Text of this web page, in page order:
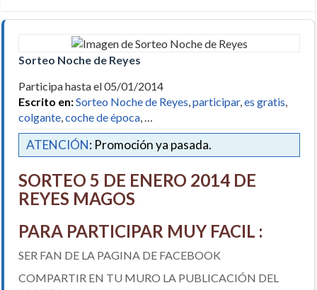
Sorteo Noche de Reyes
Participa hasta el 05/01/2014
Escrito en:Sorteo Noche de Reyes,participar,es gratis,
colgante,coche de época, …
ATENCIÓN: Promoción ya pasada.
SORTEO 5 DE ENERO 2014 DE
REYES MAGOS
PARA PARTICIPAR MUY FACIL :
SER FAN DE LA PAGINA DE FACEBOOK
COMPARTIR EN TU MURO LA PUBLICACIÓN DEL